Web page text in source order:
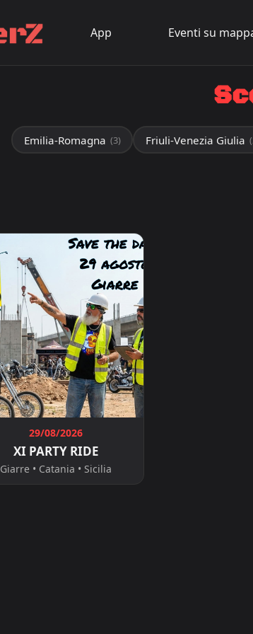
App Eventi su
Emilia-Romagna (3) Friuli-Venezia Giulia
29/08/2026
XI PARTY RIDE
Giarre • Catania • Sicilia